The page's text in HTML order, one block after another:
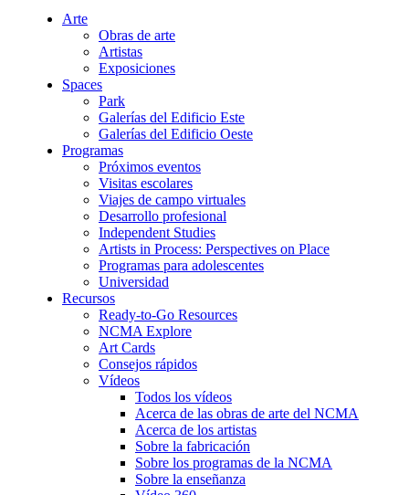
Arte
Obras de arte
Artistas
Exposiciones
Spaces
Park
Galerías del Edificio Este
Galerías del Edificio Oeste
Programas
Próximos eventos
Visitas escolares
Viajes de campo virtuales
Desarrollo profesional
Independent Studies
Artists in Process: Perspectives on Place
Programas para adolescentes
Universidad
Recursos
Ready-to-Go Resources
NCMA Explore
Art Cards
Consejos rápidos
Vídeos
Todos los vídeos
Acerca de las obras de arte del NCMA
Acerca de los artistas
Sobre la fabricación
Sobre los programas de la NCMA
Sobre la enseñanza